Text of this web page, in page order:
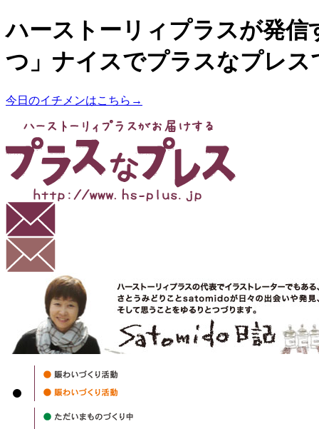
ハーストーリィプラスが発信
つ」ナイスでプラスなプレス
今日のイチメンはこちら→